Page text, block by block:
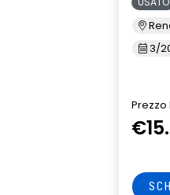
3/
Prezzo